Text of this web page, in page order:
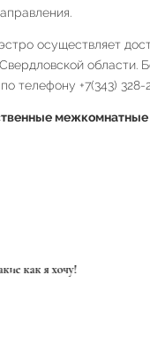
осуществляет
телефону +7(343) 328-
межкомнатные
такие как я хочу!